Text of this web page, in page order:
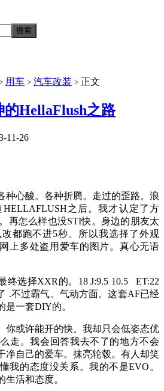
用车 > 汽车改装 > 正文
的HellaFlush之路
11-26
种心酸。各种折腾。走过的歪路。浪
之后。我才认定了方
再怎么样也没STI快。身边的朋友太
都跑不进5秒。所以我选择了外观
上多处盗用爱车的图片。真心无语
终选择XXR的。18 J:9.5 10.5 ET:22
.不过霸气。气动方面。这套AF已经
是一套DIY的。
你或许能开的快。我却只会低姿态优
走。我会回答我去不了的地方不会
净自己的爱车。抹亮轮毂。有人却笑
我的态度没关系。我的不是EVO。
活和态度。